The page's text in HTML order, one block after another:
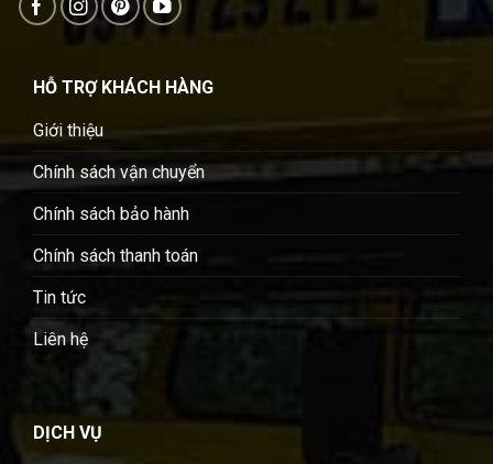
HỖ TRỢ KHÁCH HÀNG
Giới thiệu
Chính sách vận chuyển
Chính sách bảo hành
Chính sách thanh toán
Tin tức
Liên hệ
DỊCH VỤ